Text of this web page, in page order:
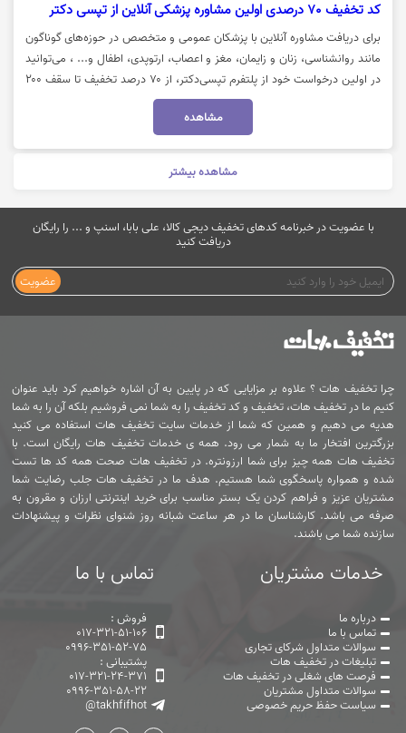
کد تخفیف 70 درصدی اولین مشاوره پزشکی آنلاین از تپسی دکتر
برای دریافت مشاوره آنلاین با پزشکان عمومی و متخصص در حوزه‌های گوناگون
مانند روانشناسی، زنان و زایمان، مغز و اعصاب، ارتوپدی، اطفال و... ، می‌توانید
در اولین درخواست خود از پلتفرم تپسی‌دکتر، از ۷۰ درصد تخفیف تا سقف ۲۰۰
هزار تومان بهره‌مند شوید. جهت خرید با کد تخفیف تپسی‌دکتر، روی گزینه «خرید
مشاهده
مشاهده بیشتر
با عضویت در خبرنامه کدهای تخفیف دیجی کالا، علی بابا، اسنپ و ... را رایگان
دریافت کنید
عضویت
چرا تخفیف هات ؟ علاوه بر مزایایی که در پایین به آن اشاره خواهیم کرد باید عنوان
کنیم ما در تخفیف هات، تخفیف و کد تخفیف را به شما نمی فروشیم بلکه آن را به شما
هدیه می دهیم و همین که شما از خدمات سایت تخفیف هات استفاده می کنید
بزرگترین افتخار ما به شمار می رود. همه ی خدمات تخفیف هات رایگان است. با
تخفیف هات همه چیز برای شما ارزونتره. در تخفیف هات صحت همه کد ها تست
شده و همواره پاسخگوی شما هستیم. هدف ما در تخفیف هات جلب رضایت شما
مشتریان عزیز و فراهم کردن یک بستر مناسب برای خرید اینترنتی ارزان و مقرون به
صرفه می باشد. کارشناسان ما در هر ساعت شبانه روز شنوای نظرات و پیشنهادات
سازنده شما می باشند.
خدمات مشتریان
درباره ما
تماس با ما
سوالات متداول شرکای تجاری
تبلیغات در تخفیف هات
فرصت های شغلی در تخفیف هات
سوالات متداول مشتریان
سیاست حفظ حریم خصوصی
تماس با ما
فروش :
017-321-51-106
0996-351-52-75
پشتیبانی :
017-321-24-371
0996-351-58-22
@takhfifhot